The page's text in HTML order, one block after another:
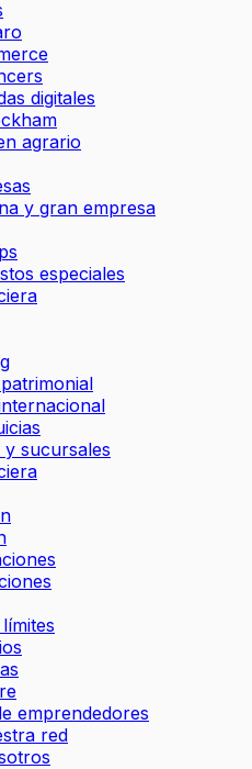
digitales
agrario
y gran empresa
especiales
y sucursales
emprendedores
red